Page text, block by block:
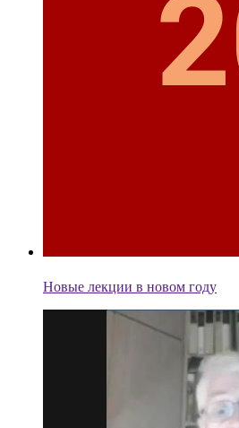
Новые лекции в новом году